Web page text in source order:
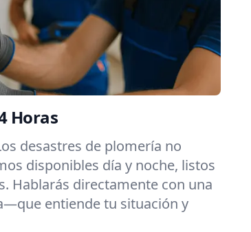
Horas
desastres de plomería no
disponibles día y noche, listos
Hablarás directamente con una
entiende tu situación y